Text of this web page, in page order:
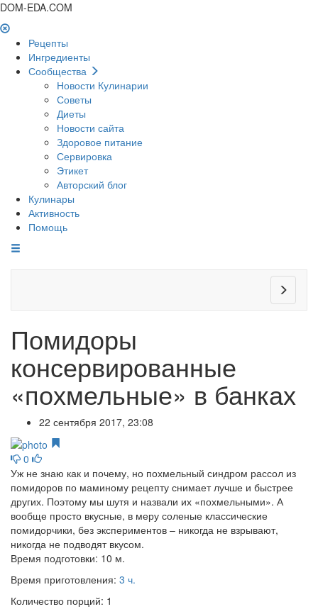
DOM-EDA.COM
Рецепты
Ингредиенты
Сообщества
Новости Кулинарии
Советы
Диеты
Новости сайта
Здоровое питание
Сервировка
Этикет
Авторский блог
Кулинары
Активность
Помощь
Помидоры
консервированные
«похмельные» в банках
22 сентября 2017, 23:08
0
Уж не знаю как и почему, но похмельный синдром рассол из
помидоров по маминому рецепту снимает лучше и быстрее
других. Поэтому мы шутя и назвали их «похмельными». А
вообще просто вкусные, в меру соленые классические
помидорчики, без экспериментов – никогда не взрывают,
никогда не подводят вкусом.
Время подготовки: 10 м.
Время приготовления: 3 ч.
Количество порций: 1